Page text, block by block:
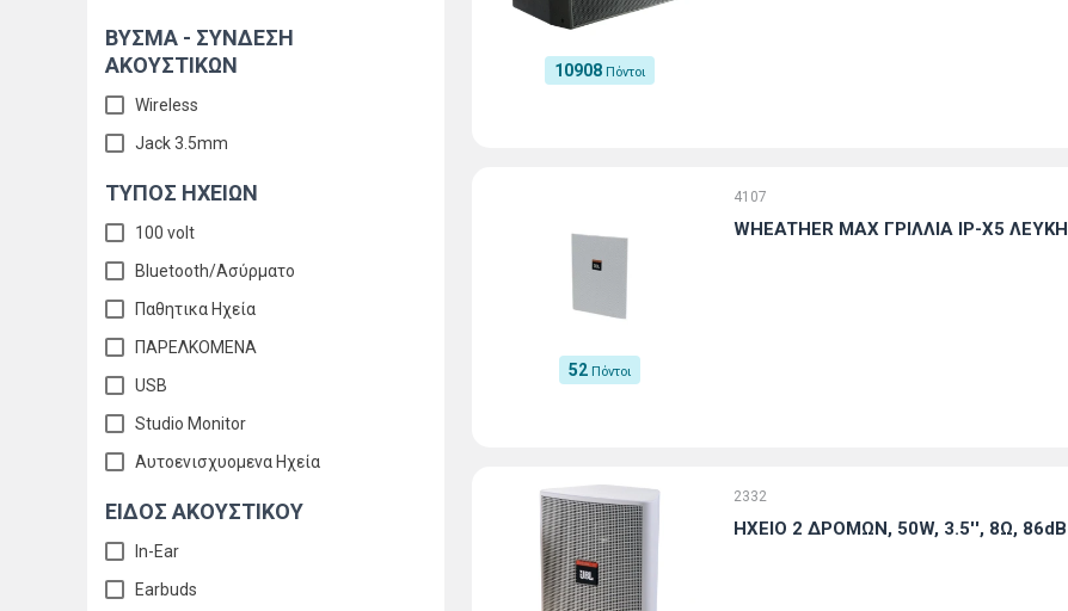
ΒΥΣΜΑ - ΣΥΝΔΕΣΗ
ΑΚΟΥΣΤΙΚΩΝ
Wireless
Jack 3.5mm
ΤΥΠΟΣ ΗΧΕΙΩΝ
100 volt
Bluetooth/Ασύρματο
Παθητικα Ηχεία
ΠΑΡΕΛΚΟΜΕΝΑ
USB
Studio Monitor
Αυτοενισχυομενα Ηχεία
ΕΙΔΟΣ ΑΚΟΥΣΤΙΚΟΥ
In-Ear
Earbuds
10908 Πόντοι
52 Πόντοι
4107
WHEATHER MAX ΓΡΙΛΛΙΑ IP-X5 ΛΕΥΚΗ
2332
ΗΧΕΙΟ 2 ΔΡΟΜΩΝ, 50W, 3.5'', 8Ω, 86dB